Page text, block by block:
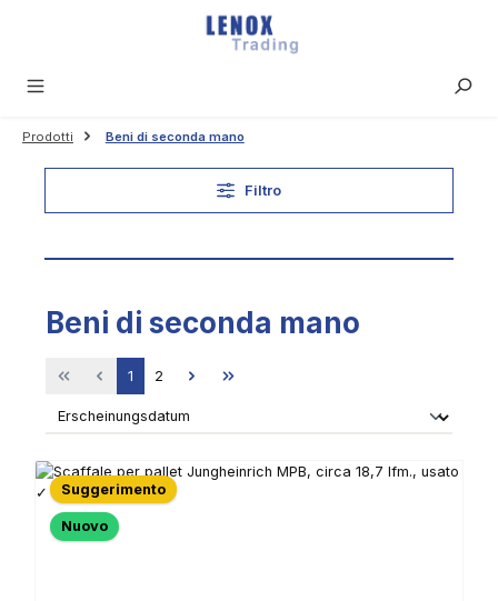
Passa al contenuto principale
Prodotti Beni di seconda mano
Filtro
Beni di seconda mano
Pagina
1 Pagina
2
Suggerimento
Nuovo